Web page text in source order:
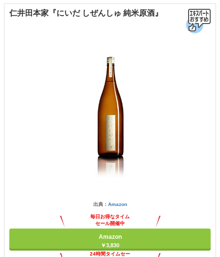
仁井田本家『にいだ しぜんしゅ 純米原酒』
出典： Amazon
毎日お得なタイム
セール開催中
Amazon
￥3,830
24時間タイムセー